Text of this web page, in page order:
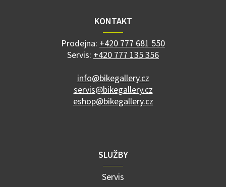
KONTAKT
Prodejna: +420 777 681 550
Servis: +420 777 135 356
info@bikegallery.cz
servis@bikegallery.cz
eshop@bikegallery.cz
SLUŽBY
Servis